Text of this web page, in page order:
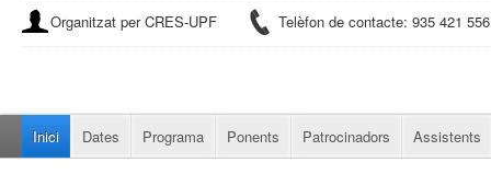
Organitzat per CRES-UPF Telèfon de contacte: 935 421 556
Inici Dates Programa Ponents Patrocinadors Assistents